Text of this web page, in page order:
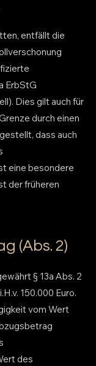
entfällt die
ErbStG
Dies gilt auch für
durch einen
dass auch
eine besondere
der früheren
(Abs. 2)
§ 13a Abs. 2
150.000 Euro.
vom Wert
des